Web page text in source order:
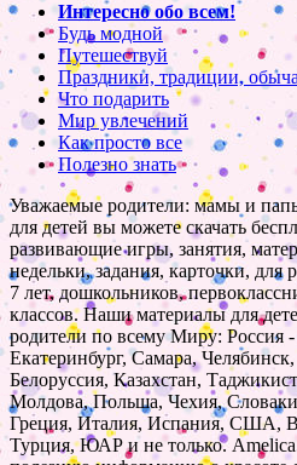
Интересно обо всем!
Будь модной
Путешествуй
Праздники, традиции,
Что подарить
Мир увлечений
Как просто все
Полезно знать
Уважаемые родители: мамы и
для детей вы можете скачать
развивающие игры, занятия,
недельки, задания, карточки, для
7 лет, дошкольников,
классов. Наши материалы для
родители по всему Миру: Россия
Екатеринбург, Самара,
Белоруссия, Казахстан,
Молдова, Польша, Чехия,
Греция, Италия, Испания, США,
Турция, ЮАР и не только.